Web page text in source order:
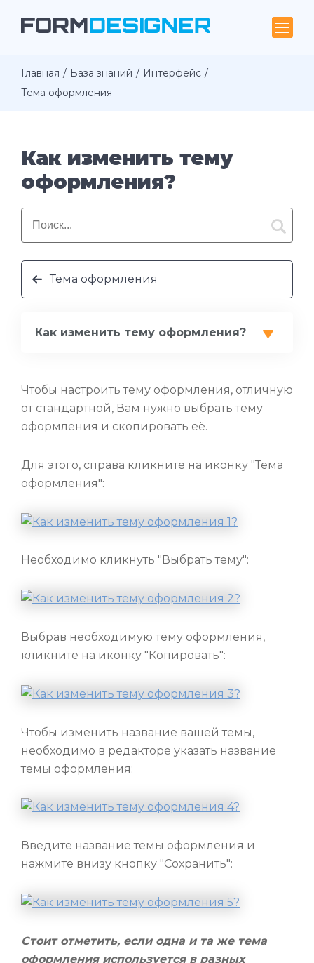
Главная База знаний
Интерфейс
Тема оформления
Как изменить тему
оформления?
Тема оформления
Как изменить тему оформления?
Чтобы настроить тему оформления, отличную
от стандартной, Вам нужно выбрать тему
оформления и скопировать её.
Для этого, справа кликните на иконку "Тема
оформления":
Необходимо кликнуть "Выбрать тему":
Выбрав необходимую тему оформления,
кликните на иконку "Копировать":
Чтобы изменить название вашей темы,
необходимо в редакторе указать название
темы оформления:
Введите название темы оформления и
нажмите внизу кнопку "Сохранить":
Стоит отметить, если одна и та же тема
оформления используется в разных